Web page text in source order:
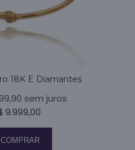
18K E Diamantes
sem juros
9.999,00
COMPRAR